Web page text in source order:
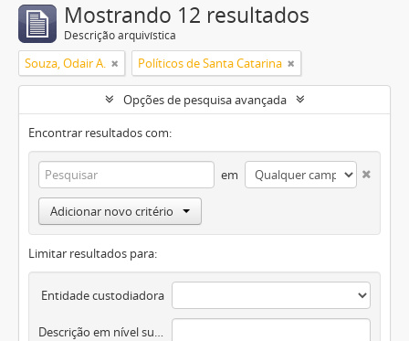
Mostrando 12 resultados
Descrição arquivística
Souza, Odair A. Políticos de Santa Catarina
Opções de pesquisa avançada
Encontrar resultados com:
em
Adicionar novo critério
Limitar resultados para:
Entidade custodiadora
Descrição em nível superior